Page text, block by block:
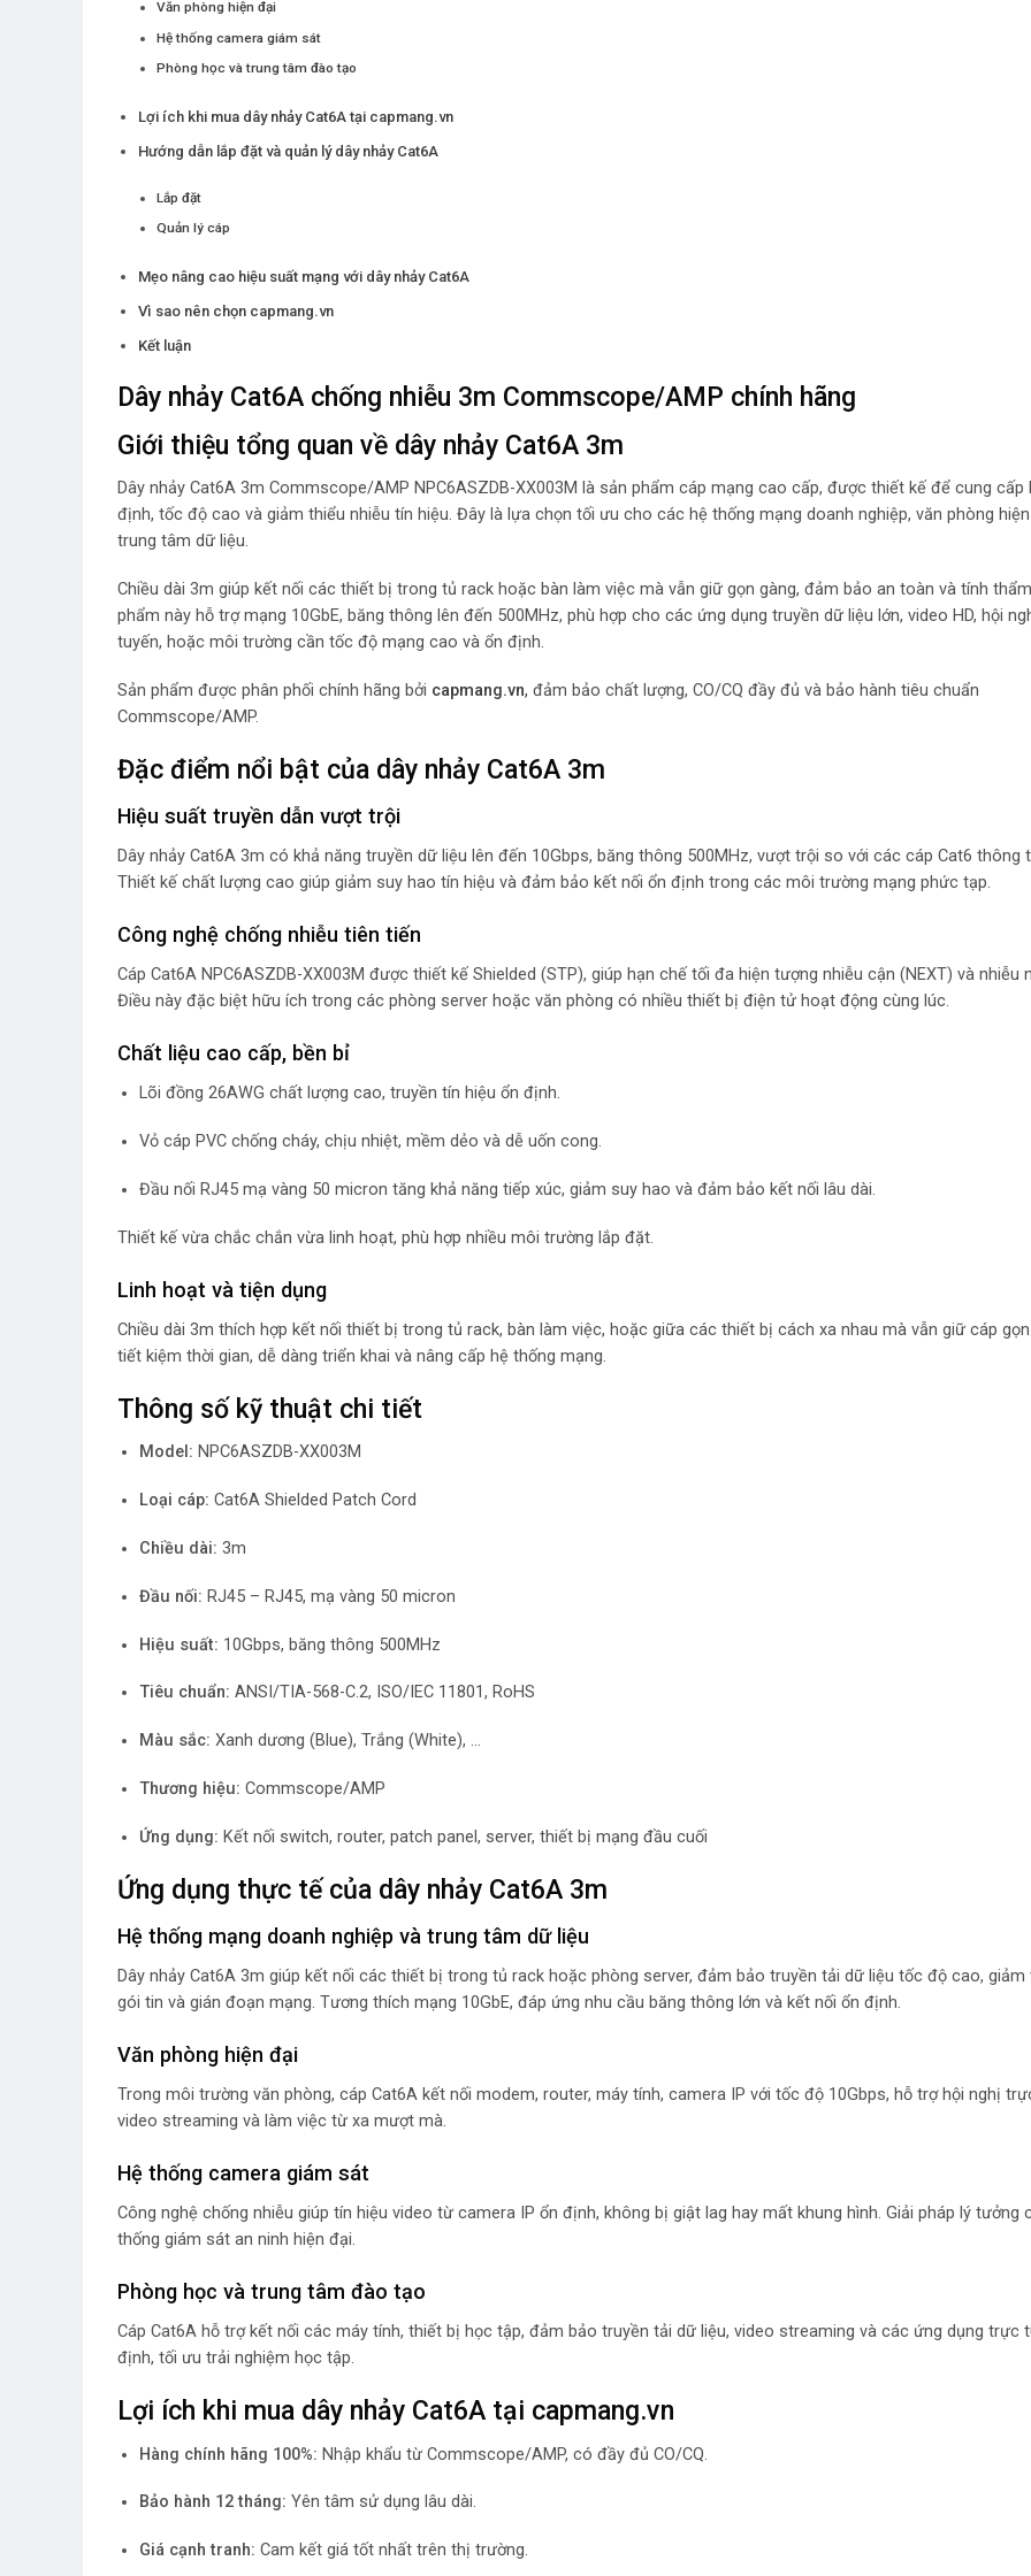
Văn phòng hiện đại
Hệ thống camera giám sát
Phòng học và trung tâm đào tạo
Lợi ích khi mua dây nhảy Cat6A tại capmang.vn
Hướng dẫn lắp đặt và quản lý dây nhảy Cat6A
Lắp đặt
Quản lý cáp
Mẹo nâng cao hiệu suất mạng với dây nhảy Cat6A
Vì sao nên chọn capmang.vn
Kết luận
Dây nhảy Cat6A chống nhiễu 3m Commscope/AMP chính hãng
Giới thiệu tổng quan về dây nhảy Cat6A 3m
Dây nhảy Cat6A 3m Commscope/AMP NPC6ASZDB-XX003M là sản phẩm cáp mạng cao cấp, được thiết kế để cung cấp
định, tốc độ cao và giảm thiểu nhiễu tín hiệu. Đây là lựa chọn tối ưu cho các hệ thống mạng doanh nghiệp, văn phòng
trung tâm dữ liệu.
Chiều dài 3m giúp kết nối các thiết bị trong tủ rack hoặc bàn làm việc mà vẫn giữ gọn gàng, đảm bảo an toàn và tính
phẩm này hỗ trợ mạng 10GbE, băng thông lên đến 500MHz, phù hợp cho các ứng dụng truyền dữ liệu lớn, video HD, hội
tuyến, hoặc môi trường cần tốc độ mạng cao và ổn định.
Sản phẩm được phân phối chính hãng bởi capmang.vn, đảm bảo chất lượng, CO/CQ đầy đủ và bảo hành tiêu chuẩn
Commscope/AMP.
Đặc điểm nổi bật của dây nhảy Cat6A 3m
Hiệu suất truyền dẫn vượt trội
Dây nhảy Cat6A 3m có khả năng truyền dữ liệu lên đến 10Gbps, băng thông 500MHz, vượt trội so với các cáp Cat6 thông
Thiết kế chất lượng cao giúp giảm suy hao tín hiệu và đảm bảo kết nối ổn định trong các môi trường mạng phức tạp.
Công nghệ chống nhiễu tiên tiến
Cáp Cat6A NPC6ASZDB-XX003M được thiết kế Shielded (STP), giúp hạn chế tối đa hiện tượng nhiễu cận (NEXT) và nhiễu
Điều này đặc biệt hữu ích trong các phòng server hoặc văn phòng có nhiều thiết bị điện tử hoạt động cùng lúc.
Chất liệu cao cấp, bền bỉ
Lõi đồng 26AWG chất lượng cao, truyền tín hiệu ổn định.
Vỏ cáp PVC chống cháy, chịu nhiệt, mềm dẻo và dễ uốn cong.
Đầu nối RJ45 mạ vàng 50 micron tăng khả năng tiếp xúc, giảm suy hao và đảm bảo kết nối lâu dài.
Thiết kế vừa chắc chắn vừa linh hoạt, phù hợp nhiều môi trường lắp đặt.
Linh hoạt và tiện dụng
Chiều dài 3m thích hợp kết nối thiết bị trong tủ rack, bàn làm việc, hoặc giữa các thiết bị cách xa nhau mà vẫn giữ cáp gọn
tiết kiệm thời gian, dễ dàng triển khai và nâng cấp hệ thống mạng.
Thông số kỹ thuật chi tiết
Model: NPC6ASZDB-XX003M
Loại cáp: Cat6A Shielded Patch Cord
Chiều dài: 3m
Đầu nối: RJ45 – RJ45, mạ vàng 50 micron
Hiệu suất: 10Gbps, băng thông 500MHz
Tiêu chuẩn: ANSI/TIA-568-C.2, ISO/IEC 11801, RoHS
Màu sắc: Xanh dương (Blue), Trắng (White), …
Thương hiệu: Commscope/AMP
Ứng dụng: Kết nối switch, router, patch panel, server, thiết bị mạng đầu cuối
Ứng dụng thực tế của dây nhảy Cat6A 3m
Hệ thống mạng doanh nghiệp và trung tâm dữ liệu
Dây nhảy Cat6A 3m giúp kết nối các thiết bị trong tủ rack hoặc phòng server, đảm bảo truyền tải dữ liệu tốc độ cao,
gói tin và gián đoạn mạng. Tương thích mạng 10GbE, đáp ứng nhu cầu băng thông lớn và kết nối ổn định.
Văn phòng hiện đại
Trong môi trường văn phòng, cáp Cat6A kết nối modem, router, máy tính, camera IP với tốc độ 10Gbps, hỗ trợ hội nghị
video streaming và làm việc từ xa mượt mà.
Hệ thống camera giám sát
Công nghệ chống nhiễu giúp tín hiệu video từ camera IP ổn định, không bị giật lag hay mất khung hình. Giải pháp lý tưởng
thống giám sát an ninh hiện đại.
Phòng học và trung tâm đào tạo
Cáp Cat6A hỗ trợ kết nối các máy tính, thiết bị học tập, đảm bảo truyền tải dữ liệu, video streaming và các ứng dụng trực
định, tối ưu trải nghiệm học tập.
Lợi ích khi mua dây nhảy Cat6A tại capmang.vn
Hàng chính hãng 100%: Nhập khẩu từ Commscope/AMP, có đầy đủ CO/CQ.
Bảo hành 12 tháng: Yên tâm sử dụng lâu dài.
Giá cạnh tranh: Cam kết giá tốt nhất trên thị trường.